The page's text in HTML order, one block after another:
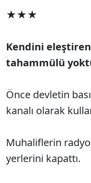
★★★
Kendini
tahammülü
Önce devletin
kanalı olarak
Muhaliflerin radyo
yerlerini kapattı.